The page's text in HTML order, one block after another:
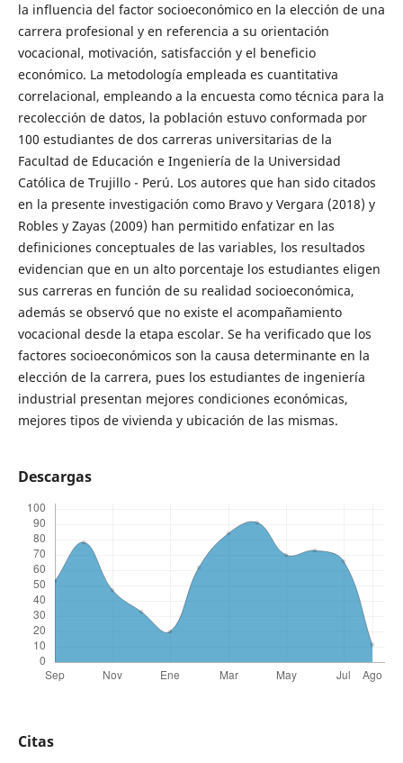
la influencia del factor socioeconómico en la elección de una
carrera profesional y en referencia a su orientación
vocacional, motivación, satisfacción y el beneficio
económico. La metodología empleada es cuantitativa
correlacional, empleando a la encuesta como técnica para la
recolección de datos, la población estuvo conformada por
100 estudiantes de dos carreras universitarias de la
Facultad de Educación e Ingeniería de la Universidad
Católica de Trujillo - Perú. Los autores que han sido citados
en la presente investigación como Bravo y Vergara (2018) y
Robles y Zayas (2009) han permitido enfatizar en las
definiciones conceptuales de las variables, los resultados
evidencian que en un alto porcentaje los estudiantes eligen
sus carreras en función de su realidad socioeconómica,
además se observó que no existe el acompañamiento
vocacional desde la etapa escolar. Se ha verificado que los
factores socioeconómicos son la causa determinante en la
elección de la carrera, pues los estudiantes de ingeniería
industrial presentan mejores condiciones económicas,
mejores tipos de vivienda y ubicación de las mismas.
Descargas
Citas